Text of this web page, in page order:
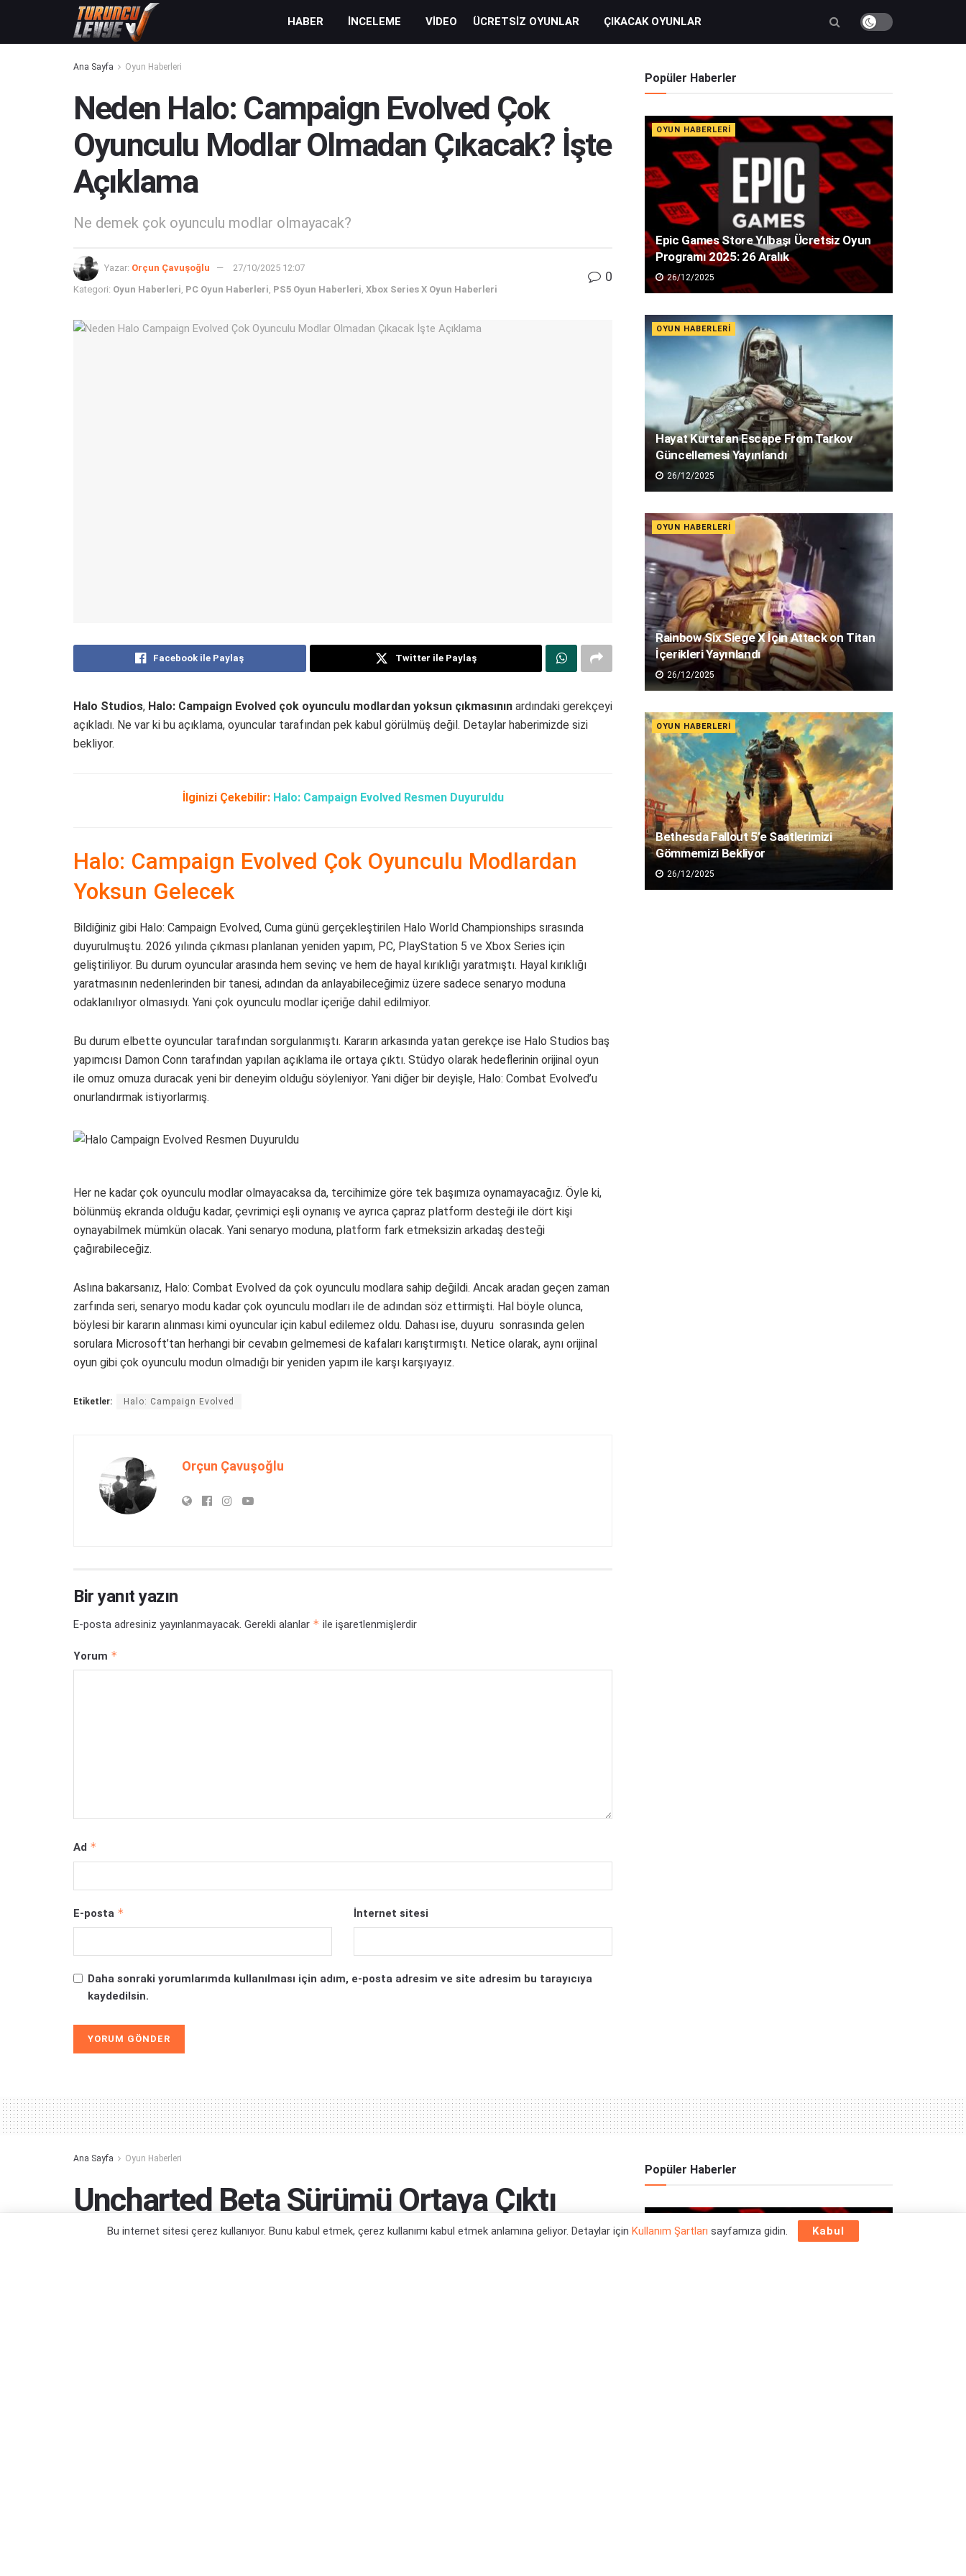
HABER İNCELEME VIDEO ÜCRETSIZ OYUNLAR ÇIKACAK OYUNLAR
Ana Sayfa Oyun Haberleri
Neden Halo: Campaign Evolved Çok
Oyunculu Modlar Olmadan Çıkacak? İşte
Açıklama
Ne demek çok oyunculu modlar olmayacak?
Yazar: Orçun Çavuşoğlu 27/10/2025 12:07
Kategori: Oyun Haberleri, PC Oyun Haberleri, PS5 Oyun Haberleri, Xbox Series X Oyun Haberleri
0
Facebook ile Paylaş Twitter ile Paylaş
Halo Studios, Halo: Campaign Evolved çok oyunculu modlardan yoksun çıkmasının ardındaki gerekçeyi
açıkladı. Ne var ki bu açıklama, oyuncular tarafından pek kabul görülmüş değil. Detaylar haberimizde sizi
bekliyor.
İlginizi Çekebilir: Halo: Campaign Evolved Resmen Duyuruldu
Halo: Campaign Evolved Çok Oyunculu Modlardan
Yoksun Gelecek
Bildiğiniz gibi Halo: Campaign Evolved, Cuma günü gerçekleştirilen Halo World Championships sırasında
duyurulmuştu. 2026 yılında çıkması planlanan yeniden yapım, PC, PlayStation 5 ve Xbox Series için
geliştiriliyor. Bu durum oyuncular arasında hem sevinç ve hem de hayal kırıklığı yaratmıştı. Hayal kırıklığı
yaratmasının nedenlerinden bir tanesi, adından da anlayabileceğimiz üzere sadece senaryo moduna
odaklanılıyor olmasıydı. Yani çok oyunculu modlar içeriğe dahil edilmiyor.
Bu durum elbette oyuncular tarafından sorgulanmıştı. Kararın arkasında yatan gerekçe ise Halo Studios baş
yapımcısı Damon Conn tarafından yapılan açıklama ile ortaya çıktı. Stüdyo olarak hedeflerinin orijinal oyun
ile omuz omuza duracak yeni bir deneyim olduğu söyleniyor. Yani diğer bir deyişle, Halo: Combat Evolved’u
onurlandırmak istiyorlarmış.
Her ne kadar çok oyunculu modlar olmayacaksa da, tercihimize göre tek başımıza oynamayacağız. Öyle ki,
bölünmüş ekranda olduğu kadar, çevrimiçi eşli oynanış ve ayrıca çapraz platform desteği ile dört kişi
oynayabilmek mümkün olacak. Yani senaryo moduna, platform fark etmeksizin arkadaş desteği
çağırabileceğiz.
Aslına bakarsanız, Halo: Combat Evolved da çok oyunculu modlara sahip değildi. Ancak aradan geçen zaman
zarfında seri, senaryo modu kadar çok oyunculu modları ile de adından söz ettirmişti. Hal böyle olunca,
böylesi bir kararın alınması kimi oyuncular için kabul edilemez oldu. Dahası ise, duyuru sonrasında gelen
sorulara Microsoft’tan herhangi bir cevabın gelmemesi de kafaları karıştırmıştı. Netice olarak, aynı orijinal
oyun gibi çok oyunculu modun olmadığı bir yeniden yapım ile karşı karşıyayız.
Etiketler: Halo: Campaign Evolved
Orçun Çavuşoğlu
Bir yanıt yazın
E-posta adresiniz yayınlanmayacak. Gerekli alanlar * ile işaretlenmişlerdir
Yorum *
Ad *
E-posta * İnternet sitesi
Daha sonraki yorumlarımda kullanılması için adım, e-posta adresim ve site adresim bu tarayıcıya
kaydedilsin.
Popüler Haberler
OYUN HABERLERI
Epic Games Store Yılbaşı Ücretsiz Oyun
Programı 2025: 26 Aralık
26/12/2025
OYUN HABERLERI
Hayat Kurtaran Escape From Tarkov
Güncellemesi Yayınlandı
26/12/2025
OYUN HABERLERI
Rainbow Six Siege X İçin Attack on Titan
İçerikleri Yayınlandı
26/12/2025
OYUN HABERLERI
Bethesda Fallout 5’e Saatlerimizi
Gömmemizi Bekliyor
26/12/2025
Ana Sayfa Oyun Haberleri
Uncharted Beta Sürümü Ortaya Çıktı
Popüler Haberler
Bu internet sitesi çerez kullanıyor. Bunu kabul etmek, çerez kullanımı kabul etmek anlamına geliyor. Detaylar için Kullanım Şartları sayfamıza gidin. Kabul